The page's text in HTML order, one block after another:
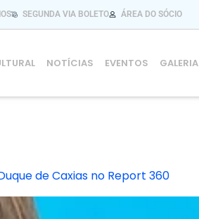
SEGUNDA VIA BOLETO ÁREA DO SÓCIO
NOTÍCIAS EVENTOS GALERIA
de Caxias no Report 360